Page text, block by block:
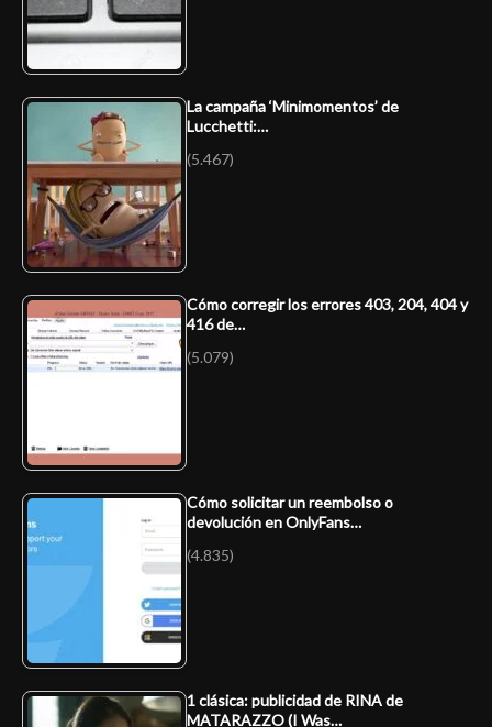
La campaña ‘Minimomentos’ de
Lucchetti:…
(5.467)
Cómo corregir los errores 403, 204, 404 y
416 de…
(5.079)
Cómo solicitar un reembolso o
devolución en OnlyFans…
(4.835)
1 clásica: publicidad de RINA de
MATARAZZO (I Was…